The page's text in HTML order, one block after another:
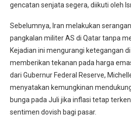
gencatan senjata segera, diikuti oleh
Sebelumnya, Iran melakukan
pangkalan militer AS di Qatar tanpa
Kejadian ini mengurangi ketegangan
memberikan tekanan pada harga
dari Gubernur Federal Reserve,
menyatakan kemungkinan
bunga pada Juli jika inflasi tetap
sentimen dovish bagi pasar.